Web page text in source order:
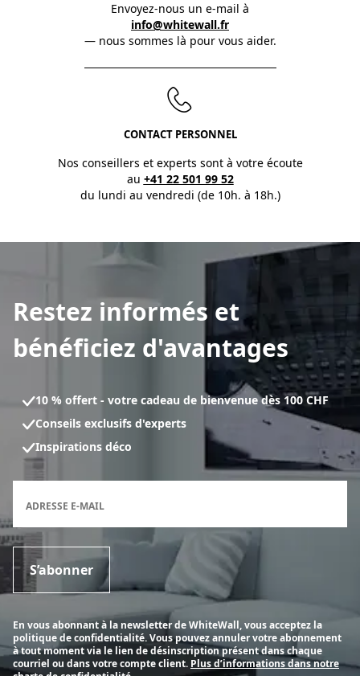
Envoyez-nous un e-mail à
info@whitewall.fr
— nous sommes là pour vous aider.
CONTACT PERSONNEL
Nos conseillers et experts sont à votre écoute
au +41 22 501 99 52
du lundi au vendredi (de 10h. à 18h.)
Restez informés et
bénéficiez d'avantages
10 % offert - votre cadeau de bienvenue dès 100 CHF
Conseils exclusifs d'experts
Inspirations déco
ADRESSE E-MAIL
S’abonner
En vous abonnant à la newsletter de WhiteWall, vous acceptez la
politique de confidentialité. Vous pouvez annuler votre abonnement
à tout moment via le lien de désinscription présent dans chaque
courriel ou dans votre compte client. Plus d’informations dans notre